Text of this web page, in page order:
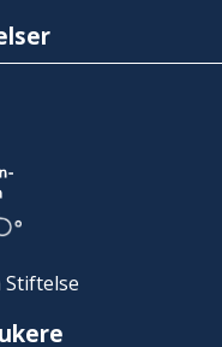
Stiftelse